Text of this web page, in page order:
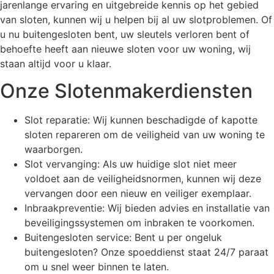
jarenlange ervaring en uitgebreide kennis op het gebied
van sloten, kunnen wij u helpen bij al uw slotproblemen. Of
u nu buitengesloten bent, uw sleutels verloren bent of
behoefte heeft aan nieuwe sloten voor uw woning, wij
staan altijd voor u klaar.
Onze Slotenmakerdiensten
Slot reparatie: Wij kunnen beschadigde of kapotte
sloten repareren om de veiligheid van uw woning te
waarborgen.
Slot vervanging: Als uw huidige slot niet meer
voldoet aan de veiligheidsnormen, kunnen wij deze
vervangen door een nieuw en veiliger exemplaar.
Inbraakpreventie: Wij bieden advies en installatie van
beveiligingssystemen om inbraken te voorkomen.
Buitengesloten service: Bent u per ongeluk
buitengesloten? Onze spoeddienst staat 24/7 paraat
om u snel weer binnen te laten.